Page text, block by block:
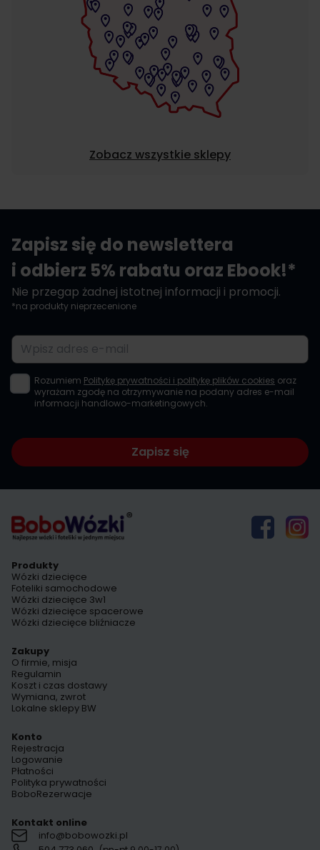
Zobacz wszystkie sklepy
Zapisz się do newslettera
i odbierz 5% rabatu oraz Ebook!*
Nie przegap żadnej istotnej informacji i promocji.
*na produkty nieprzecenione
Adres e-mail
Rozumiem Politykę prywatności i politykę plików cookies oraz
wyrażam zgodę na otrzymywanie na podany adres e-mail
informacji handlowo-marketingowych.
Zapisz się
Produkty
Wózki dziecięce
Foteliki samochodowe
Wózki dziecięce 3w1
Wózki dziecięce spacerowe
Wózki dziecięce bliźniacze
Zakupy
O firmie, misja
Regulamin
Koszt i czas dostawy
Wymiana, zwrot
Lokalne sklepy BW
Konto
Rejestracja
Logowanie
Płatności
Polityka prywatności
BoboRezerwacje
Kontakt online
info@bobowozki.pl